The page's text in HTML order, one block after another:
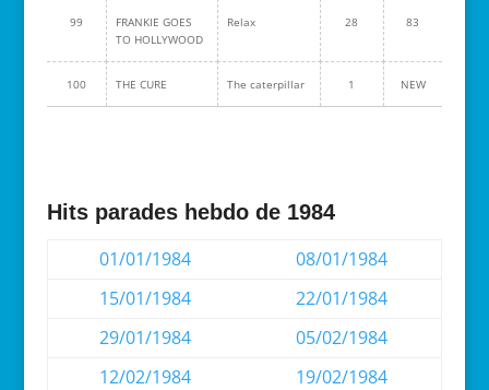
99
FRANKIE GOES
TO HOLLYWOOD
Relax 28 83
100 THE CURE The caterpillar 1 NEW
Hits parades hebdo de 1984
01/01/1984
08/01/1984
15/01/1984
22/01/1984
29/01/1984
05/02/1984
12/02/1984
19/02/1984